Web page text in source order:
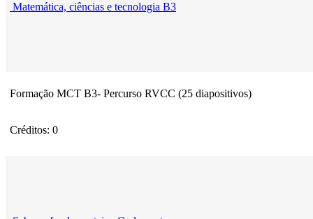
Matemática, ciências e tecnologia B3
Formação MCT B3- Percurso RVCC (25 diapositivos)
Créditos: 0